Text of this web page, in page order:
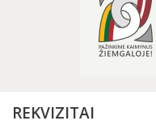
REKVIZITAI